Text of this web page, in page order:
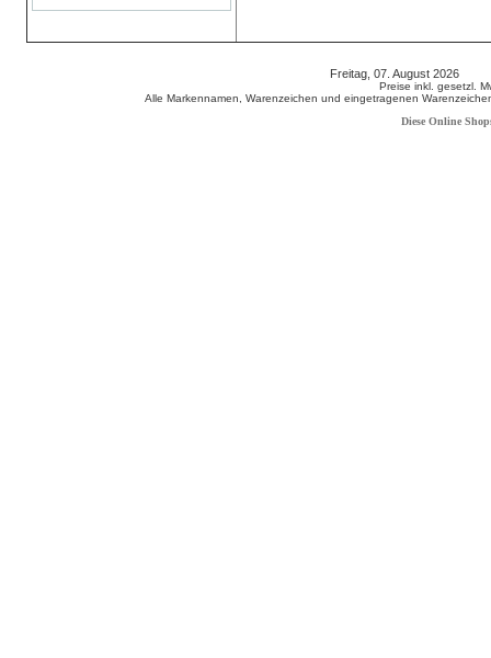
Freitag, 07. August 2026
Preise inkl. gesetzl.
Alle Markennamen, Warenzeichen und eingetragenen
Diese Online